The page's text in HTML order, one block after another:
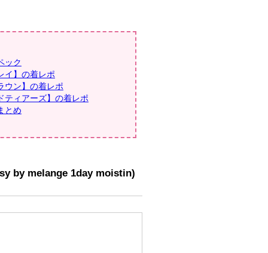
ック
イ】の着レポ
ウン】の着レポ
ティアーズ】の着レポ
とめ
by melange 1day moistin)